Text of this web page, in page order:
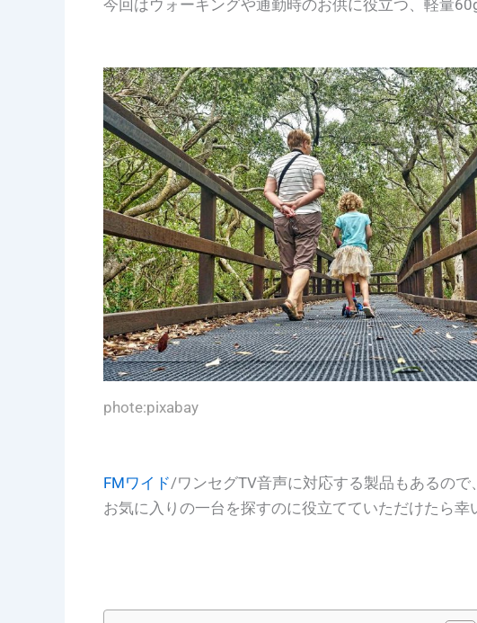
今回はウォーキングや通勤時のお供に役立つ、軽量
phote:pixabay
FMワイド/ワンセグTV音声に対応する製品もあるので、
お気に入りの一台を探すのに役立てていただけたら幸